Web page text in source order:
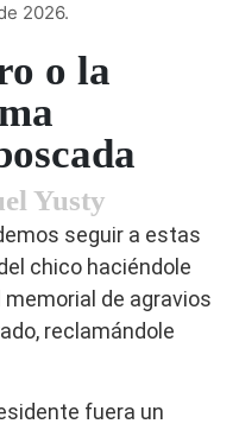
2026.
o la
Yusty
seguir a estas
chico haciéndole
memorial de agravios
reclamándole
fuera un